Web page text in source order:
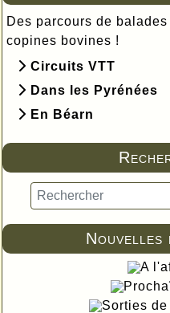
Des parcours de
copines bovines !
Circuits VTT
Dans les Pyrénées
En Béarn
Nouvelles
A
Sorties